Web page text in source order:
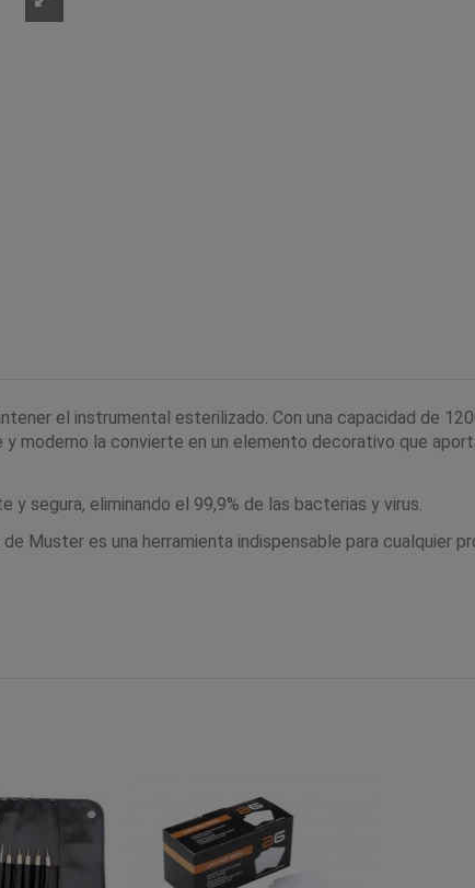
el instrumental esterilizado. Con una capacidad de
moderno la convierte en un elemento decorativo que
segura, eliminando el 99,9% de las bacterias y virus.
Muster es una herramienta indispensable para cualquier